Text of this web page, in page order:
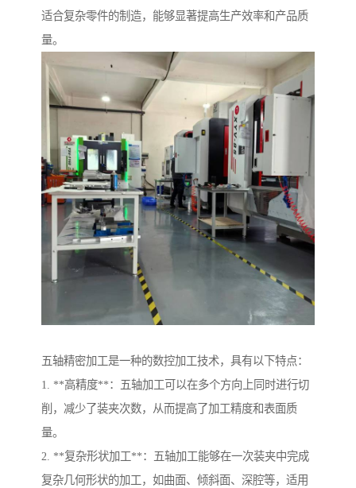
适合复杂零件的制造，能够显著提高生产效率和产品质
量。
五轴精密加工是一种的数控加工技术，具有以下特点：
1. **高精度**：五轴加工可以在多个方向上同时进行切
削，减少了装夹次数，从而提高了加工精度和表面质
量。
2. **复杂形状加工**：五轴加工能够在一次装夹中完成
复杂几何形状的加工，如曲面、倾斜面、深腔等，适用